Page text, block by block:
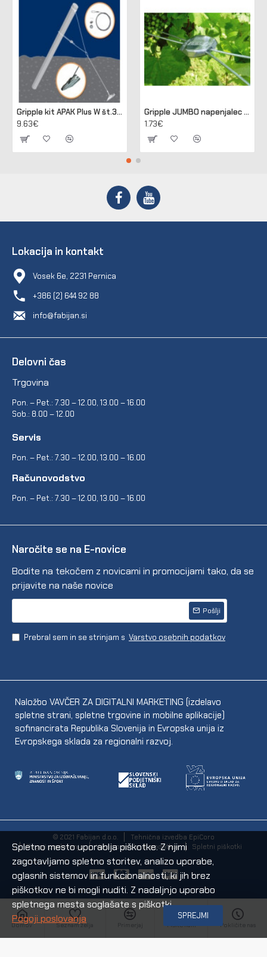
Gripple kit APAK Plus W št.3 za sidranje lesenih in betonskih stebrov
9.63€
Gripple JUMBO napenjalec za žico 2,50 - 3,15 mm (pakir. 20 kos)
1.73€
Lokacija in kontakt
Vosek 6e, 2231 Pernica
+386 (2) 644 92 88
info@fabijan.si
Delovni čas
Trgovina
Pon. – Pet.: 7.30 – 12.00, 13.00 – 16.00
Sob.: 8.00 – 12.00
Servis
Pon. – Pet.: 7.30 – 12.00, 13.00 – 16.00
Računovodstvo
Pon. – Pet.: 7.30 – 12.00, 13.00 – 16.00
Naročite se na E-novice
Bodite na tekočem z novicami in promocijami tako, da se
prijavite na naše novice
Pošlji
Prebral sem in se strinjam s Varstvo osebnih podatkov
Naložbo VAVČER ZA DIGITALNI MARKETING (izdelavo
spletne strani, spletne trgovine in mobilne aplikacije)
sofinancirata Republika Slovenija in Evropska unija iz
Evropskega sklada za regionalni razvoj.
© 2021 Fabijan d.o.o.
Tehnična izvedba EpiCoro
Pogoji poslovanja
Varstvo osebnih podatkov Spletni piškotki
Domov Seznam želja Pišite nam Pokličite nas
SPREJMI
Spletno mesto uporablja piškotke. Z njimi
zagotavljamo spletno storitev, analizo uporabe,
oglasnih sistemov in funkcionalnosti, ki jih brez
piškotkov ne bi mogli nuditi. Z nadaljnjo uporabo
spletnega mesta soglašate s piškotki.
Pogoji poslovanja